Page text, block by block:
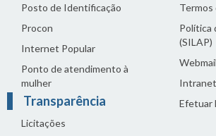
Posto de Identificação
Procon
Internet Popular
Ponto de atendimento à
mulher
Transparência
Licitações
Termos
Política
(SILAP)
Webmail
Intranet
Efetuar